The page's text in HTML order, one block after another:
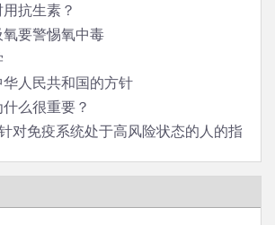
抗生素？
要警惕氧中毒
人民共和国的方针
么很重要？
对免疫系统处于高风险状态的人的指